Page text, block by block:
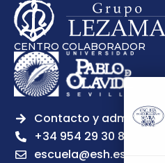
CENTRO COLABORADOR
Contacto y admisiones
+34 954 29 30 81
escuela@esh.es